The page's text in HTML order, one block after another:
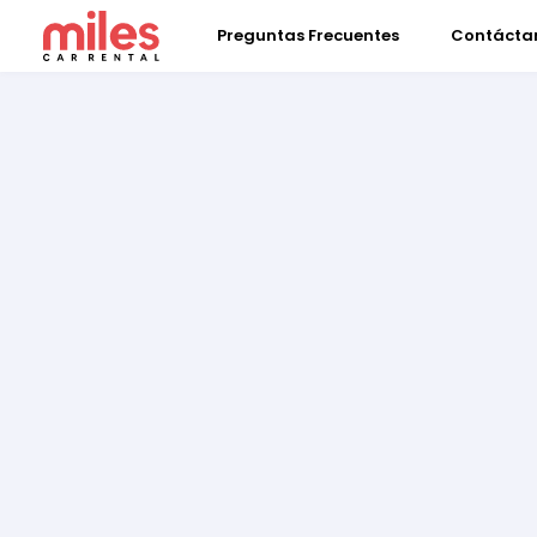
Preguntas Frecuentes